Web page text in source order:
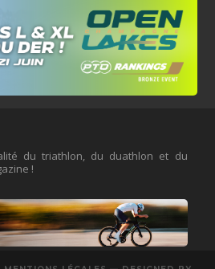
du triathlon, du duathlon et du
!